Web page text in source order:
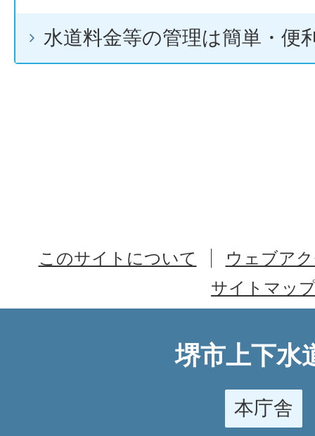
水道料金等の管理は簡単・便
このサイトについて
ウェブア
サイトマッ
堺市上下水
本庁舎